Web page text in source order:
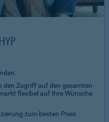
den Zugriff auf den gesamten
flexibel auf Ihre Wünsche
zum besten Preis